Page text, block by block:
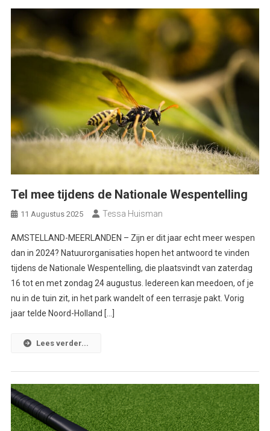
Tel mee tijdens de Nationale Wespentelling
11 Augustus 2025 Tessa Huisman
AMSTELLAND-MEERLANDEN – Zijn er dit jaar echt meer wespen
dan in 2024? Natuurorganisaties hopen het antwoord te vinden
tijdens de Nationale Wespentelling, die plaatsvindt van zaterdag
16 tot en met zondag 24 augustus. Iedereen kan meedoen, of je
nu in de tuin zit, in het park wandelt of een terrasje pakt. Vorig
jaar telde Noord-Holland […]
Lees verder...